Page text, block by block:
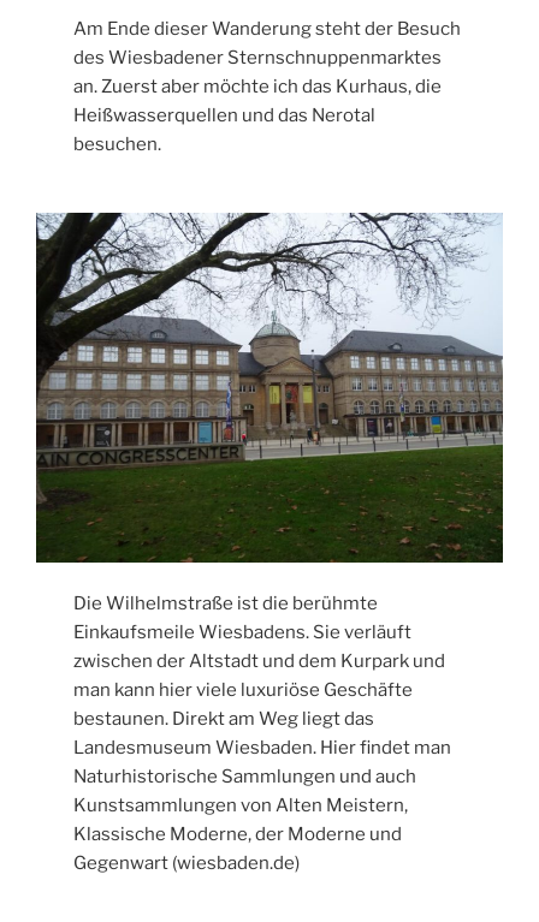
Am Ende dieser Wanderung steht der Besuch
des Wiesbadener Sternschnuppenmarktes
an. Zuerst aber möchte ich das Kurhaus, die
Heißwasserquellen und das Nerotal
besuchen.
Die Wilhelmstraße ist die berühmte
Einkaufsmeile Wiesbadens. Sie verläuft
zwischen der Altstadt und dem Kurpark und
man kann hier viele luxuriöse Geschäfte
bestaunen. Direkt am Weg liegt das
Landesmuseum Wiesbaden. Hier findet man
Naturhistorische Sammlungen und auch
Kunstsammlungen von Alten Meistern,
Klassische Moderne, der Moderne und
Gegenwart (wiesbaden.de)